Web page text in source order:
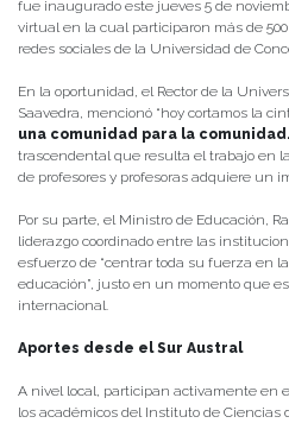
fue inaugurado este jueves 5 de
virtual en la cual participaron más de
redes sociales de la Universidad de
En la oportunidad, el Rector de la
Saavedra, mencionó “hoy cortamos la
una comunidad para la comunidad.
trascendental que resulta el trabajo en
de profesores y profesoras adquiere un
Por su parte, el Ministro de Educación,
liderazgo coordinado entre las
esfuerzo de “centrar toda su fuerza en
educación”, justo en un momento que
internacional.
Aportes desde el Sur Austral
A nivel local, participan activamente en
los académicos del Instituto de Ciencias